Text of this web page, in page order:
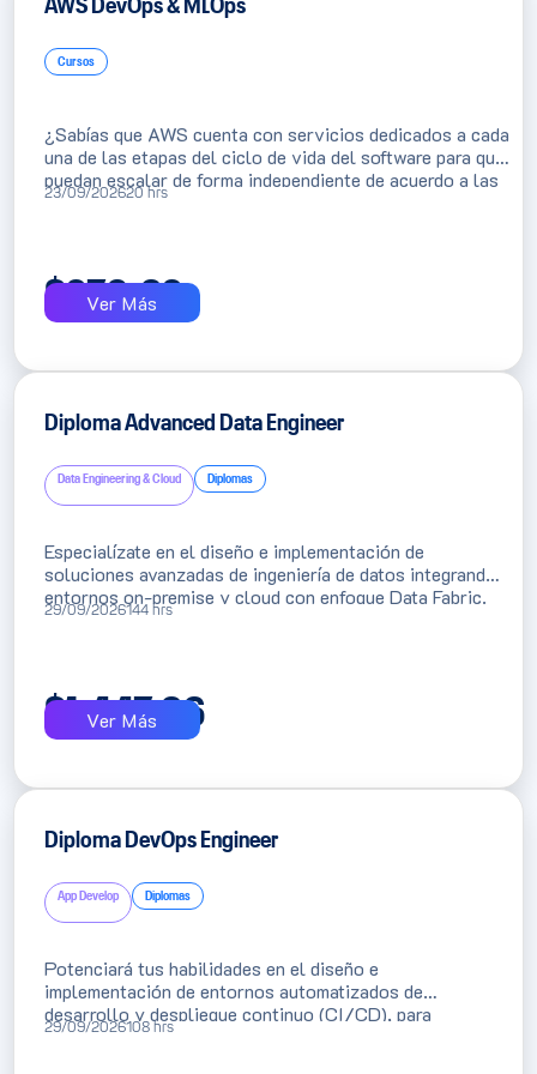
AWS DevOps & MLOps
Cursos
¿Sabías que AWS cuenta con servicios dedicados a cada
una de las etapas del ciclo de vida del software para que
puedan escalar de forma independiente de acuerdo a las
necesidades de cada proyecto? El Curso AWS DevOps &
automatizados para la integración y despliegue continuo
de aplicaciones, así como de soluciones de ciencia de
datos.
23/09/202620 hrs
$ 270.62
Ver Más
Diploma Advanced Data Engineer
Data Engineering & Cloud Diplomas
Especialízate en el diseño e implementación de
soluciones avanzadas de ingeniería de datos integrando
entornos on-premise y cloud con enfoque Data Fabric.
Dirigido a ingenieros de datos y profesionales técnicos
demandadas por el mercado.
29/09/2026144 hrs
$ 1,447.66
Ver Más
Diploma DevOps Engineer
App Develop Diplomas
Potenciará tus habilidades en el diseño e
implementación de entornos automatizados de
desarrollo y despliegue continuo (CI/CD), para
optimizar el ciclo de vida de aplicaciones web y móviles
29/09/2026108 hrs